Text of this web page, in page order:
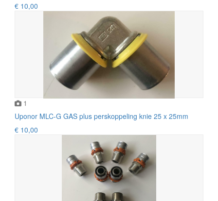
€ 10,00
1
Uponor MLC-G GAS plus perskoppeling knie 25 x 25mm
€ 10,00